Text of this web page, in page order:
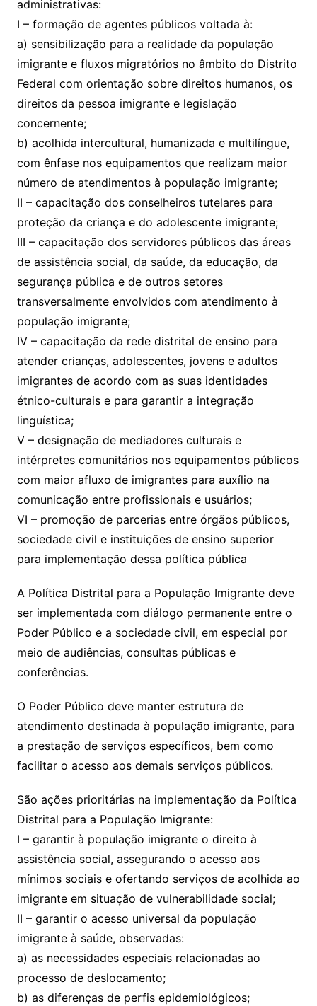
administrativas:
I – formação de agentes públicos voltada à:
a) sensibilização para a realidade da população
imigrante e fluxos migratórios no âmbito do Distrito
Federal com orientação sobre direitos humanos, os
direitos da pessoa imigrante e legislação
concernente;
b) acolhida intercultural, humanizada e multilíngue,
com ênfase nos equipamentos que realizam maior
número de atendimentos à população imigrante;
II – capacitação dos conselheiros tutelares para
proteção da criança e do adolescente imigrante;
III – capacitação dos servidores públicos das áreas
de assistência social, da saúde, da educação, da
segurança pública e de outros setores
transversalmente envolvidos com atendimento à
população imigrante;
IV – capacitação da rede distrital de ensino para
atender crianças, adolescentes, jovens e adultos
imigrantes de acordo com as suas identidades
étnico-culturais e para garantir a integração
linguística;
V – designação de mediadores culturais e
intérpretes comunitários nos equipamentos públicos
com maior afluxo de imigrantes para auxílio na
comunicação entre profissionais e usuários;
VI – promoção de parcerias entre órgãos públicos,
sociedade civil e instituições de ensino superior
para implementação dessa política pública
A Política Distrital para a População Imigrante deve
ser implementada com diálogo permanente entre o
Poder Público e a sociedade civil, em especial por
meio de audiências, consultas públicas e
conferências.
O Poder Público deve manter estrutura de
atendimento destinada à população imigrante, para
a prestação de serviços específicos, bem como
facilitar o acesso aos demais serviços públicos.
São ações prioritárias na implementação da Política
Distrital para a População Imigrante:
I – garantir à população imigrante o direito à
assistência social, assegurando o acesso aos
mínimos sociais e ofertando serviços de acolhida ao
imigrante em situação de vulnerabilidade social;
II – garantir o acesso universal da população
imigrante à saúde, observadas:
a) as necessidades especiais relacionadas ao
processo de deslocamento;
b) as diferenças de perfis epidemiológicos;